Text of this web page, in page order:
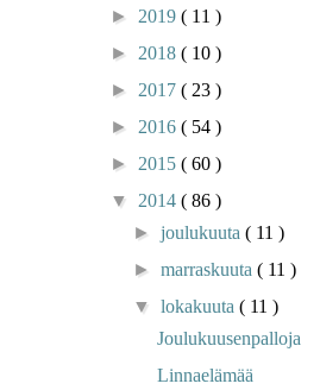
► 2019 ( 11 )
► 2018 ( 10 )
► 2017 ( 23 )
► 2016 ( 54 )
► 2015 ( 60 )
▼ 2014 ( 86 )
►joulukuuta( 11 )
►marraskuuta( 11 )
▼lokakuuta( 11 )
Joulukuusenpalloja
Linnaelämää